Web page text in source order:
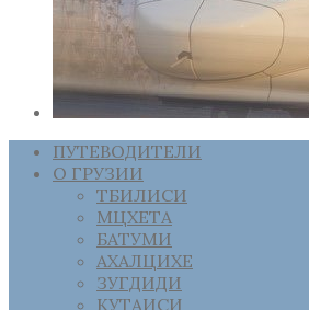
ПУТЕВОДИТЕЛИ
О ГРУЗИИ
ТБИЛИСИ
МЦХЕТА
БАТУМИ
АХАЛЦИХЕ
ЗУГДИДИ
КУТАИСИ